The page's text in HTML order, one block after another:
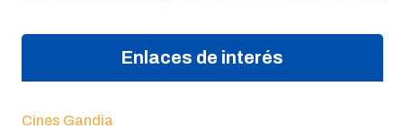
Enlaces de interés
Cines Gandia